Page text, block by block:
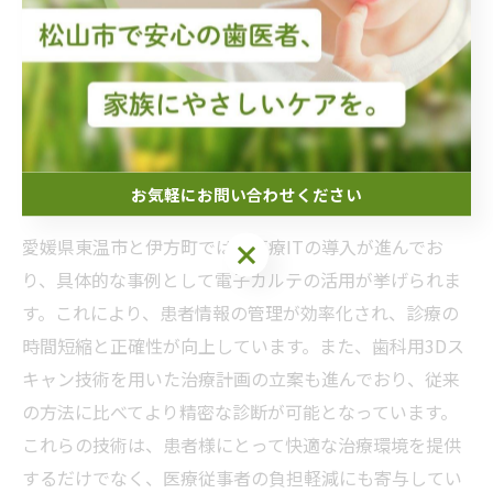
医療ITで進化する歯科治療愛媛県東
温市と伊方町の実例
愛媛県東温市と伊方町におけるIT活用の具体的事例
愛媛県東温市と伊方町では、医療ITの導入が進んでお
り、具体的な事例として電子カルテの活用が挙げられま
す。これにより、患者情報の管理が効率化され、診療の
時間短縮と正確性が向上しています。また、歯科用3Dス
キャン技術を用いた治療計画の立案も進んでおり、従来
の方法に比べてより精密な診断が可能となっています。
これらの技術は、患者様にとって快適な治療環境を提供
するだけでなく、医療従事者の負担軽減にも寄与してい
お気軽にお問い合わせください
お気軽にお問い合わせください